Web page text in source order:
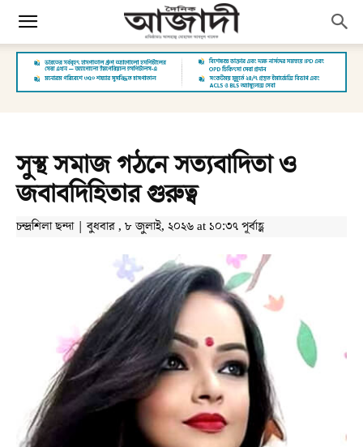
সুস্থ সমাজ গঠনে সত্যবাদিতা ও
জবাবদিহিতার গুরুত্ব
চন্দ্রশিলা ছন্দা | বুধবার , ৮ জুলাই, ২০২৬ at ১০:৩৭ পূর্বাহ্ণ